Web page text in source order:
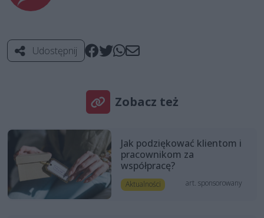
Udostępnij
Zobacz też
Jak podziękować klientom i
pracownikom za
współpracę?
Aktualności art. sponsorowany